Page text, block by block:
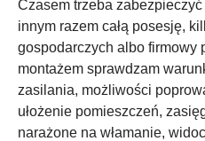
Czasem trzeba
innym razem całą posesję,
gospodarczych albo firmowy
montażem sprawdzam
zasilania, możliwości
ułożenie pomieszczeń,
narażone na włamanie,